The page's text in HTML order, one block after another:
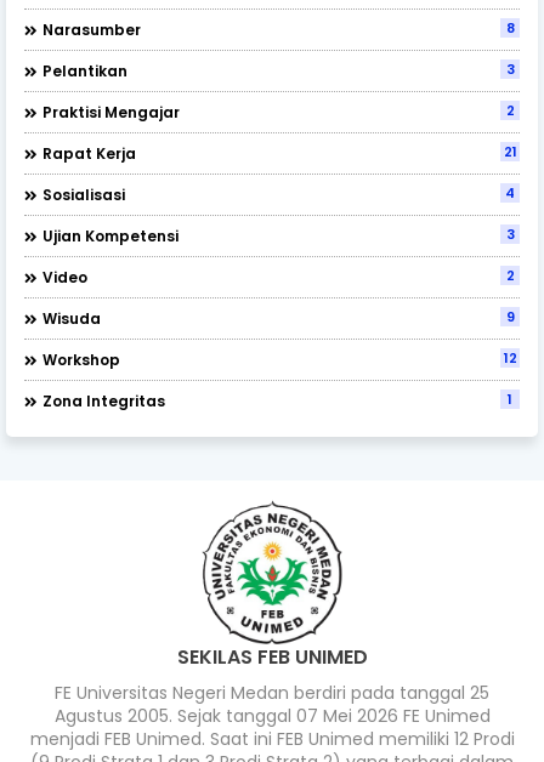
Narasumber 8
Pelantikan 3
Praktisi Mengajar 2
Rapat Kerja 21
Sosialisasi 4
Ujian Kompetensi 3
Video 2
Wisuda 9
Workshop 12
Zona Integritas 1
SEKILAS FEB UNIMED
FE Universitas Negeri Medan berdiri pada tanggal 25
Agustus 2005. Sejak tanggal 07 Mei 2026 FE Unimed
menjadi FEB Unimed. Saat ini FEB Unimed memiliki 12 Prodi